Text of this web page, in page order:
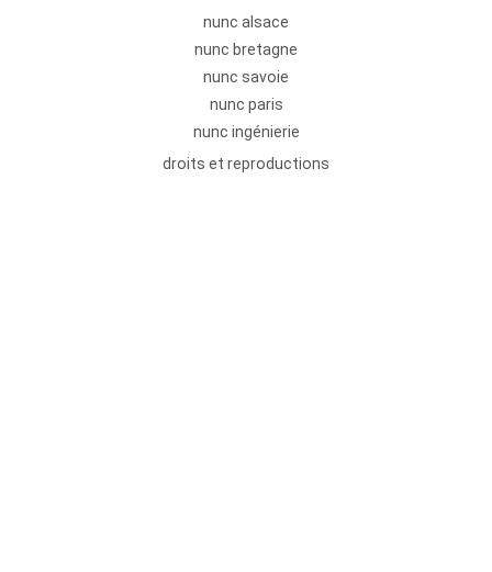
nunc alsace
nunc bretagne
nunc savoie
nunc paris
nunc ingénierie
droits et reproductions